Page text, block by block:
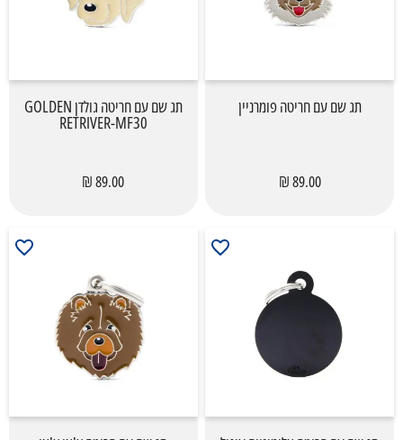
תג שם עם חריטה פומרניין
89.00 ₪
תג שם עם חריטה גולדן GOLDEN
RETRIVER-MF30
89.00 ₪